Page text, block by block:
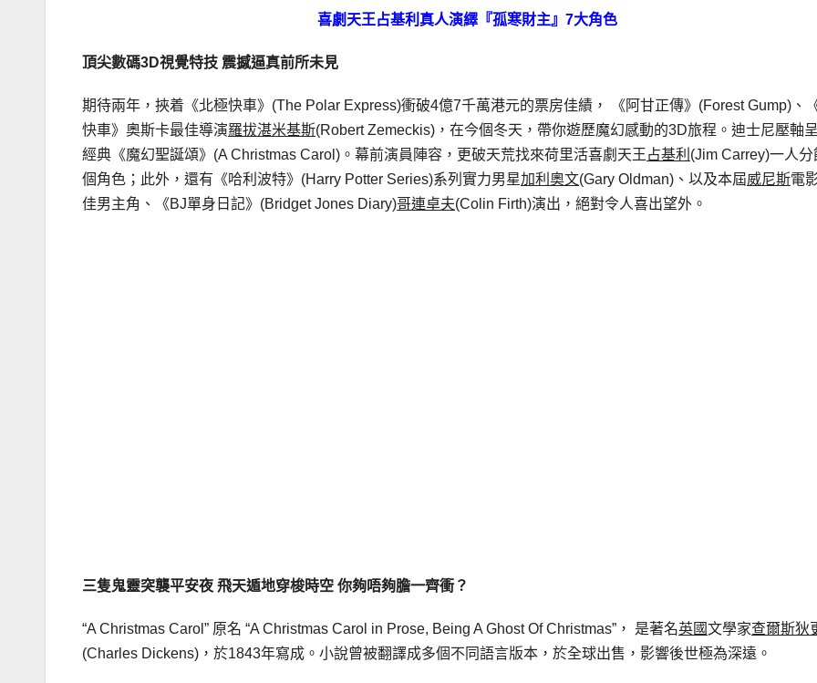
喜劇天王占基利真人演繹『孤寒財主』7大角色
頂尖數碼3D視覺特技 震撼逼真前所未見
期待兩年，挾着《北極快車》(The Polar Express)衝破4億7千萬港元的票房佳績， 《阿甘正傳》(Forest Gump)、
快車》奧斯卡最佳導演羅拔湛米基斯(Robert Zemeckis)，在今個冬天，帶你遊歷魔幻感動的3D旅程。迪士尼壓軸
經典《魔幻聖誕頌》(A Christmas Carol)。幕前演員陣容，更破天荒找來荷里活喜劇天王 占基利 (Jim Carrey)一人分
個角色；此外，還有《哈利波特》(Harry Potter Series)系列實力男星加利奧文(Gary Oldman)、以及本屆威尼斯電
佳男主角、《BJ單身日記》(Bridget Jones Diary)哥連卓夫(Colin Firth)演出，絕對令人喜出望外。
三隻鬼靈突襲平安夜 飛天遁地穿梭時空 你夠唔夠膽一齊衝？
“A Christmas Carol” 原名 “A Christmas Carol in Prose, Being A Ghost Of Christmas”， 是著名英國文學家查爾斯狄
(Charles Dickens)，於1843年寫成。小說曾被翻譯成多個不同語言版本，於全球出售，影響後世極為深遠。